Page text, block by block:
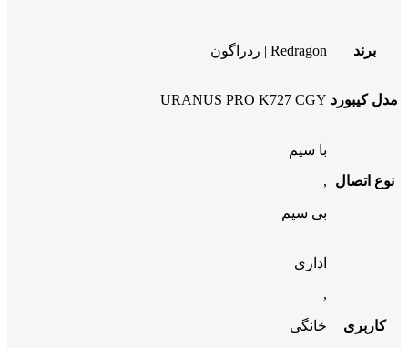
برند Redragon | ردراگون
مدل کیبورد URANUS PRO K727 CGY
نوع اتصال
با سیم
,
بی سیم
کاربری
اداری
,
خانگی